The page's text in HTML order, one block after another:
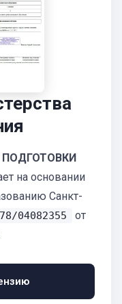
на основании
Санкт-
04082355
от